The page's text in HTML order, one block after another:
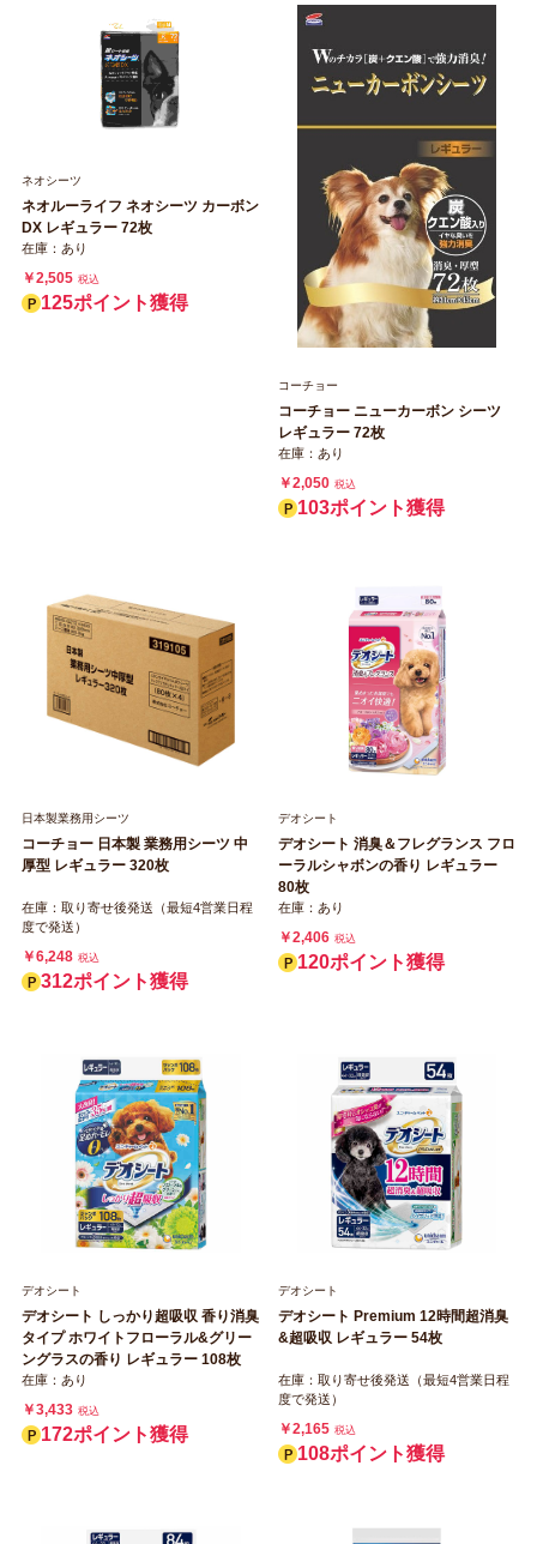
ネオシーツ
ネオルーライフ ネオシーツ カーボン
DX レギュラー 72枚
在庫：あり
￥2,505 税込
125ポイント獲得
コーチョー
コーチョー ニューカーボン シーツ
レギュラー 72枚
在庫：あり
￥2,050 税込
103ポイント獲得
日本製業務用シーツ
コーチョー 日本製 業務用シーツ 中
厚型 レギュラー 320枚
在庫：取り寄せ後発送（最短4営業日程
度で発送）
￥6,248 税込
312ポイント獲得
デオシート
デオシート 消臭＆フレグランス フロ
ーラルシャボンの香り レギュラー
80枚
在庫：あり
￥2,406 税込
120ポイント獲得
デオシート
デオシート しっかり超吸収 香り消臭
タイプ ホワイトフローラル&グリー
ングラスの香り レギュラー 108枚
在庫：あり
￥3,433 税込
172ポイント獲得
デオシート
デオシート Premium 12時間超消臭
&超吸収 レギュラー 54枚
在庫：取り寄せ後発送（最短4営業日程
度で発送）
￥2,165 税込
108ポイント獲得